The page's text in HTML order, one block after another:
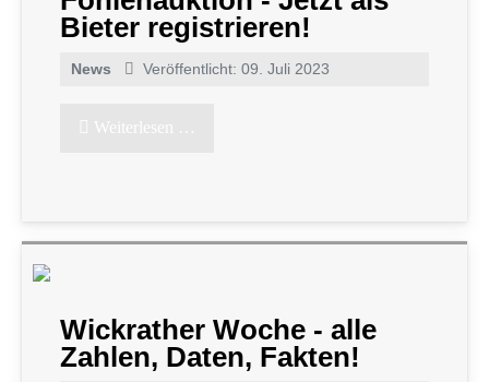
Bieter registrieren!
News Veröffentlicht: 09. Juli 2023
Weiterlesen …
Wickrather Woche - alle
Zahlen, Daten, Fakten!